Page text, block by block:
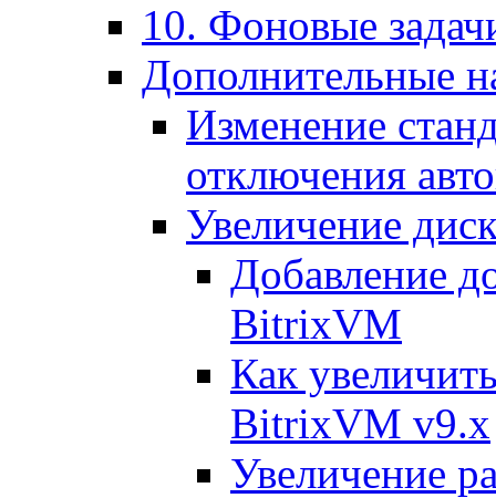
10. Фоновые
Дополнительные
Изменение
отключения
Увеличение
Добавление
BitrixVM
Как
BitrixVM v9.x
Увеличение